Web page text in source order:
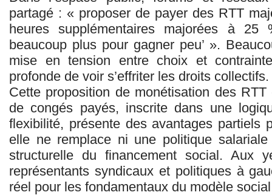
partagé : « proposer de payer des RTT
heures supplémentaires majorées à 25
beaucoup plus pour gagner peu’ ».
mise en tension entre choix et
profonde de voir s’effriter les droits collectifs.
Cette proposition de monétisation des
de congés payés, inscrite dans une
flexibilité, présente des avantages partiels
elle ne remplace ni une politique
structurelle du financement social. Aux
représentants syndicaux et politiques à
réel pour les fondamentaux du modèle